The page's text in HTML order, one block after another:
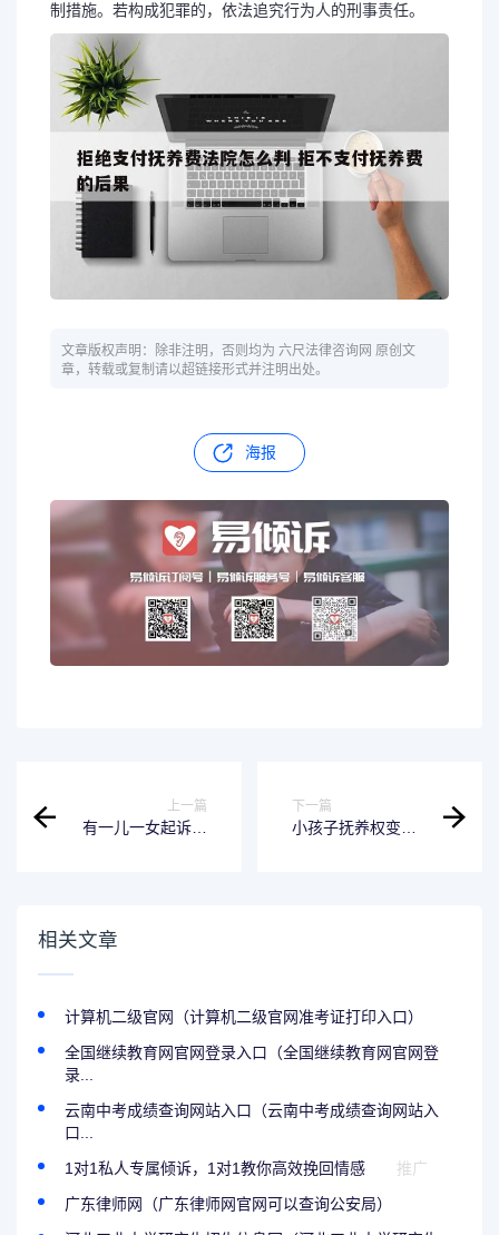
制措施。若构成犯罪的，依法追究行为人的刑事责任。
文章版权声明：除非注明，否则均为 六尺法律咨询网 原创文
章，转载或复制请以超链接形式并注明出处。
海报
上一篇
有一儿一女起诉离
下一篇
小孩子抚养权变更
相关文章
计算机二级官网（计算机二级官网准考证打印入口）
全国继续教育网官网登录入口（全国继续教育网官网登
录...
云南中考成绩查询网站入口（云南中考成绩查询网站入
口...
1对1私人专属倾诉，1对1教你高效挽回情感
推广
广东律师网（广东律师网官网可以查询公安局）